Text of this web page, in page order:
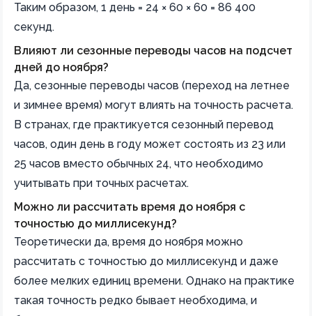
Таким образом, 1 день = 24 × 60 × 60 = 86 400
секунд.
Влияют ли сезонные переводы часов на подсчет
дней до ноября?
Да, сезонные переводы часов (переход на летнее
и зимнее время) могут влиять на точность расчета.
В странах, где практикуется сезонный перевод
часов, один день в году может состоять из 23 или
25 часов вместо обычных 24, что необходимо
учитывать при точных расчетах.
Можно ли рассчитать время до ноября с
точностью до миллисекунд?
Теоретически да, время до ноября можно
рассчитать с точностью до миллисекунд и даже
более мелких единиц времени. Однако на практике
такая точность редко бывает необходима, и